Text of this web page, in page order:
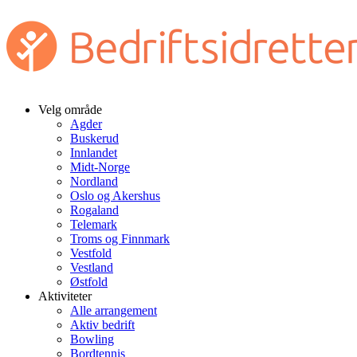
Velg område
Agder
Buskerud
Innlandet
Midt-Norge
Nordland
Oslo og Akershus
Rogaland
Telemark
Troms og Finnmark
Vestfold
Vestland
Østfold
Aktiviteter
Alle arrangement
Aktiv bedrift
Bowling
Bordtennis